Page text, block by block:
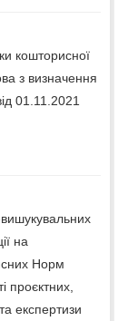
кошторисної
з визначення
01.11.2021
на
Норм
проєктних,
експертизи